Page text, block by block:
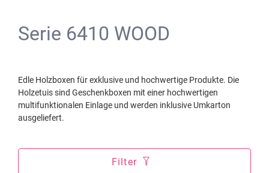
Serie 6410 WOOD
Edle Holzboxen für exklusive und hochwertige Produkte. Die
Holzetuis sind Geschenkboxen mit einer hochwertigen
multifunktionalen Einlage und werden inklusive Umkarton
ausgeliefert.
Filter